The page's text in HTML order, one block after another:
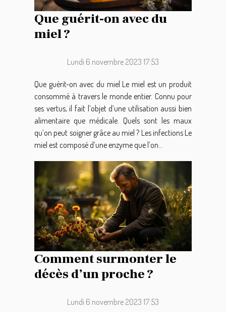
Que guérit-on avec du
miel ?
Lundi 6 novembre 2023 17:53
Que guérit-on avec du miel Le miel est un produit
consommé à travers le monde entier. Connu pour
ses vertus, il fait l’objet d’une utilisation aussi bien
alimentaire que médicale. Quels sont les maux
qu’on peut soigner grâce au miel ? Les infections Le
miel est composé d’une enzyme que l’on...
Comment surmonter le
décès d’un proche ?
Lundi 6 novembre 2023 17:53